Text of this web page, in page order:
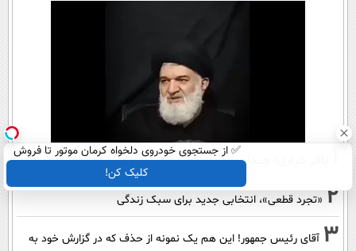
باقر خرازی؛ چندان درشت گفت که تندروها را جا گذاشت!
2 «تجرد قطعی»، انتخابی جدید برای سبک زندگی
3 آقای رئیس جمهور! این هم یک نمونه از حذف که در گزارش خود به
✅ از جستجوی خودروی دلخواه کرمان موتور تا فروش
ساده، بی واسطه و مستقیم
کلیک کن!